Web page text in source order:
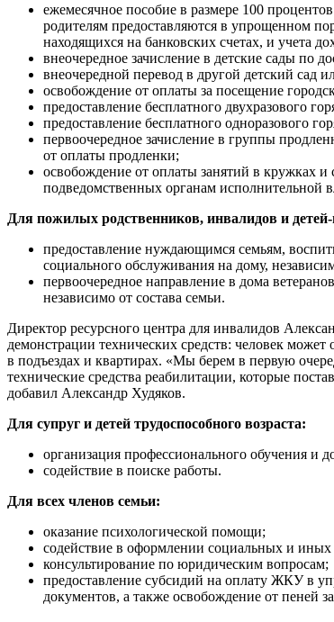
ежемесячное пособие в размере 100
родителям предоставляются в упрощенном
находящихся на банковских счетах, и учета
внеочередное зачисление в детские сады по
внеочередной перевод в другой детский сад
освобождение от оплаты за посещение
предоставление бесплатного двухразового
предоставление бесплатного одноразового
первоочередное зачисление в группы
от оплаты продленки;
освобождение от оплаты занятий в кружках
подведомственных органам исполнительной
Для пожилых родственников, инвалидов и
предоставление нуждающимся семьям,
социального обслуживания на дому,
первоочередное направление в дома
независимо от состава семьи.
Директор ресурсного центра для инвалидов
демонстрации технических средств: человек
в подъездах и квартирах. «Мы берем в первую
технические средства реабилитации, которые
добавил Александр Худяков.
Для супруг и детей трудоспособного возраста:
организация профессионального обучения и
содействие в поиске работы.
Для всех членов семьи:
оказание психологической помощи;
содействие в оформлении социальных и
консультирование по юридическим вопросам;
предоставление субсидий на оплату ЖКУ в
документов, а также освобождение от пеней